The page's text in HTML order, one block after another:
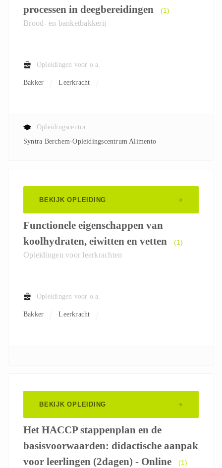
processen in deegbereidingen
(1)
Brood- en banketbakkerij
Opleidingen voor o.a.
Bakker Leerkracht
Opleidingscentra
Syntra Berchem-Opleidingscentrum Alimento
BEKIJK OPLEIDING
Functionele eigenschappen van
koolhydraten, eiwitten en vetten
(1)
Opleidingen voor leerkrachten
Opleidingen voor o.a.
Bakker Leerkracht
BEKIJK OPLEIDING
Het HACCP stappenplan en de
basisvoorwaarden: didactische aanpak
voor leerlingen (2dagen) - Online
(1)